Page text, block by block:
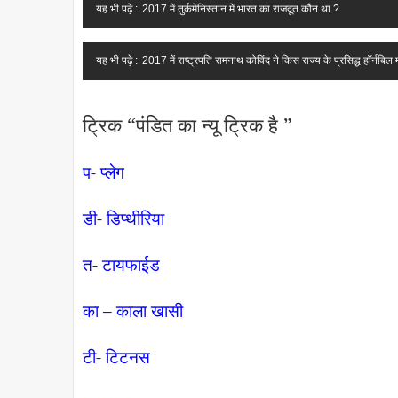
यह भी पढ़े : 2017 में तुर्कमेनिस्तान में भारत का राजदूत कौन था ?
यह भी पढ़े : 2017 में राष्ट्रपति रामनाथ कोविंद ने किस राज्य के प्रसिद्ध
ट्रिक “पंडित का न्यू ट्रिक है ”
प- प्लेग
डी- डिप्थीरिया
त- टायफाईड
का – काला खासी
टी- टिटनस